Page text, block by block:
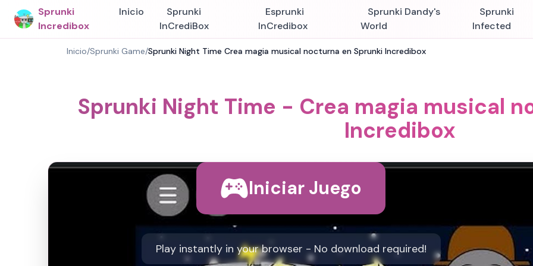
Sprunki
Incredibox
Inicio
Sprunki
InCrediBox
Esprunki
InCredibox
Sprunki Dandy's
World
Sprunki
Infected
Inicio/Sprunki Game/Sprunki Night Time Crea magia musical nocturna en Sprunki Incredibox
Sprunki Night Time - Crea magia musical
Incredibox
Iniciar Juego
Play instantly in your browser - No download required!